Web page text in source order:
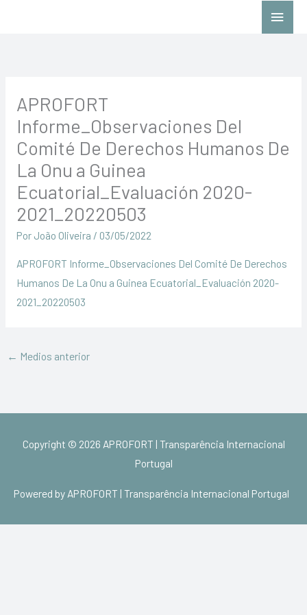
Menú
APROFORT
Informe_Observaciones Del
Comité De Derechos Humanos De
La Onu a Guinea
Ecuatorial_Evaluación 2020-
2021_20220503
Por João Oliveira / 03/05/2022
APROFORT Informe_Observaciones Del Comité De Derechos
Humanos De La Onu a Guinea Ecuatorial_Evaluación 2020-
2021_20220503
← Medios anterior
Copyright © 2026 APROFORT | Transparência Internacional
Portugal
Powered by APROFORT | Transparência Internacional Portugal